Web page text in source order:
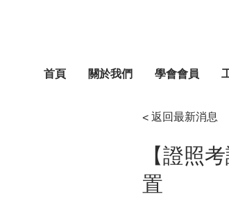
首頁 關於我們 學會會員
< 返回最新消息
【證照
置